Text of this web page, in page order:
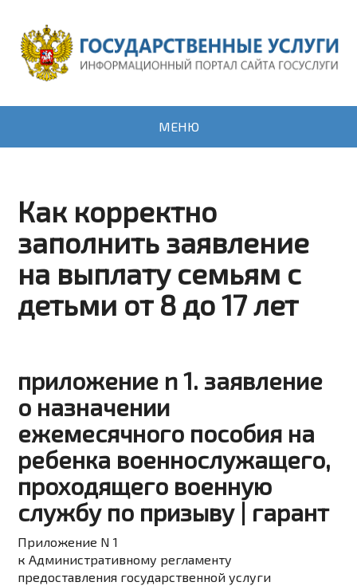
МЕНЮ
Как корректно
заполнить заявление
на выплату семьям с
детьми от 8 до 17 лет
приложение n 1. заявление
о назначении
ежемесячного пособия на
ребенка военнослужащего,
проходящего военную
службу по призыву | гарант
Приложение N 1
кАдминистративному регламенту
предоставления государственной услуги